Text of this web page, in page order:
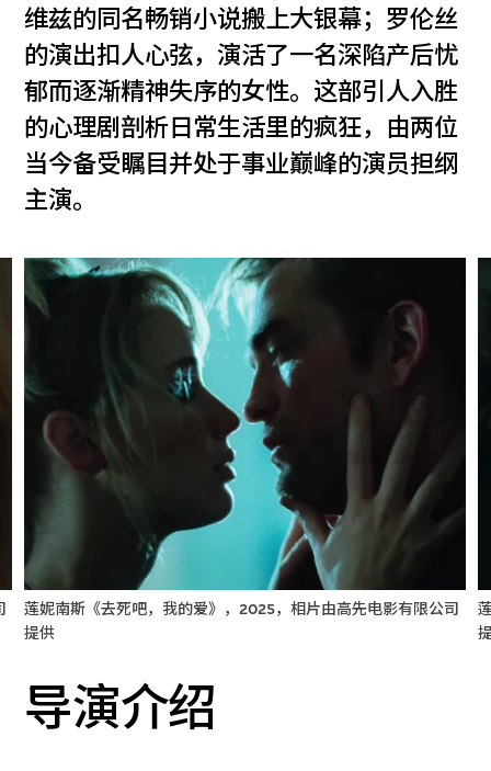
维兹的同名畅销小说搬上大银幕；罗伦丝
的演出扣人心弦，演活了一名深陷产后忧
郁而逐渐精神失序的女性。这部引人入胜
的心理剧剖析日常生活里的疯狂，由两位
当今备受瞩目并处于事业巅峰的演员担纲
主演。
莲妮南斯《去死吧，我的爱》，2025，相片由高先电影有限公司
提供
导演介绍